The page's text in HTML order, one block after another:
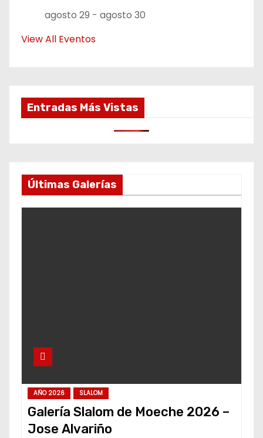
agosto 29 - agosto 30
View All Eventos
Entradas Más Vistas
Últimas Galerías
AÑO 2026 SLALOM
Galería Slalom de Moeche 2026 –
Jose Alvariño